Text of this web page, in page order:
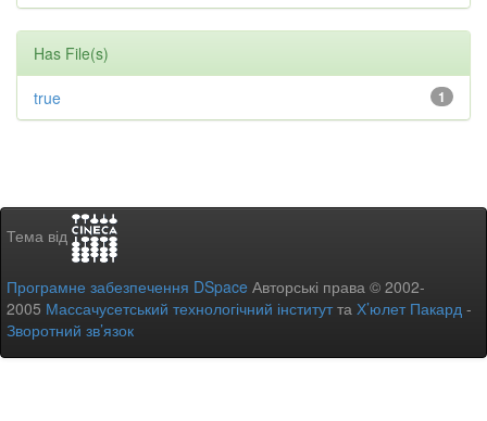
Has File(s)
1
true
Тема від
Програмне забезпечення DSpace Авторські права © 2002-
2005 Массачусетський технологічний інститутта Х’юлет Пакард -
Зворотний зв’язок